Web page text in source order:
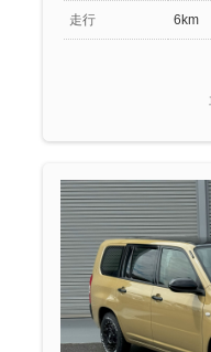
走行 6km